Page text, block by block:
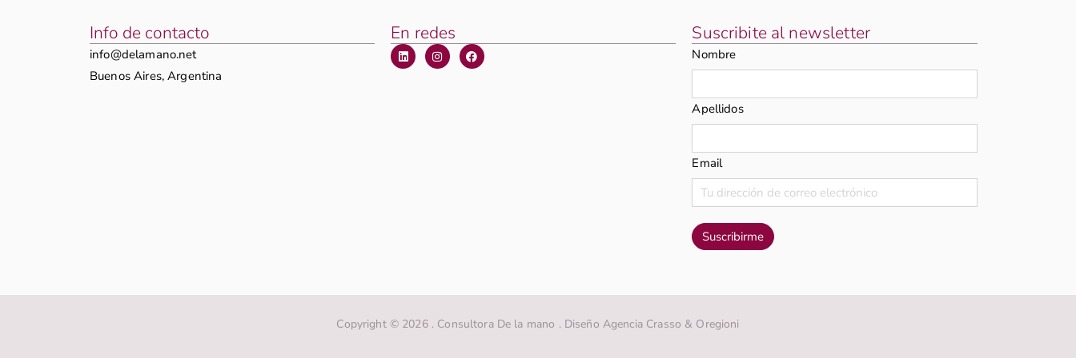
Info de contacto
info@delamano.net
Buenos Aires, Argentina
En redes Suscribite al newsletter
Nombre
Apellidos
Email
Copyright © 2026 . Consultora De la mano . Diseño Agencia Crasso & Oregioni